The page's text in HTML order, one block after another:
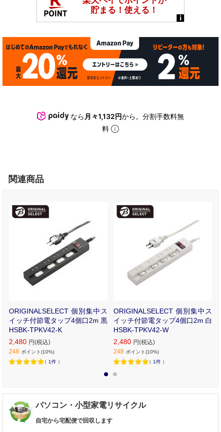
なら 月々1,132円から。分割手数料無
料
関連商品
ORIGINALSELECT 個別集中ス
イッチ付節電タップ4個口2m 黒
HSBK-TPKV42-K
2,480 円(税込)
248 ポイント(10%)
（ 1件 ）
ORIGINALSELECT 個別集中ス
イッチ付節電タップ4個口2m 白
HSBK-TPKV42-W
2,480 円(税込)
248 ポイント(10%)
（ 1件 ）
パソコン・小型家電リサイクル
自宅から宅配便で回収します